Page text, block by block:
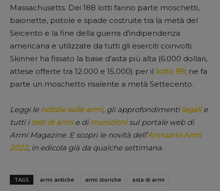
Massachusetts. Dei 188 lotti fanno parte moschetti,
baionette, pistole e spade costruite tra la metà del
Seicento e la fine della guerra d’indipendenza
americana e utilizzate da tutti gli eserciti coinvolti.
Skinner ha fissato la base d’asta più alta (6.000 dollari,
attese offerte tra 12.000 e 15.000) per il lotto 98; ne fa
parte un moschetto risalente a metà Settecento.
Leggi le notizie sulle armi, gli approfondimentilegalie
tutti i test di armie dimunizionisul portale web di
Armi Magazine. E scopri le novità dell’Annuario Armi
2022, in edicola già da qualche settimana.
TAGS armi antiche armi storiche asta di armi